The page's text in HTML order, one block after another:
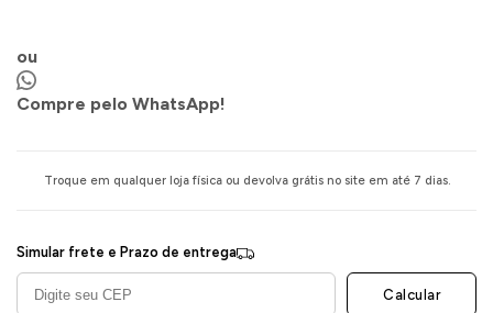
ou
Compre pelo WhatsApp!
Troque em qualquer loja física ou devolva grátis no site em até 7 dias.
Simular frete e Prazo de entrega
Calcular